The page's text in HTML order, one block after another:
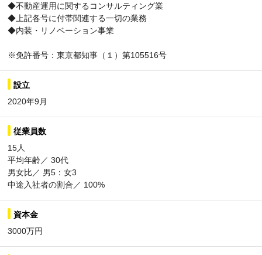
◆不動産運用に関するコンサルティング業
◆上記各号に付帯関連する一切の業務
◆内装・リノベーション事業
※免許番号：東京都知事（１）第105516号
設立
2020年9月
従業員数
15人
平均年齢／ 30代
男女比／ 男5：女3
中途入社者の割合／ 100%
資本金
3000万円